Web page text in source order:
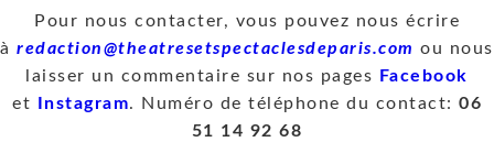
Pour nous contacter, vous pouvez nous écrire
àredaction@theatresetspectaclesdeparis.com ou nous
laisser un commentaire sur nos pages
Facebook
et Instagram. Numéro de téléphone du contact: 06
51 14 92 68